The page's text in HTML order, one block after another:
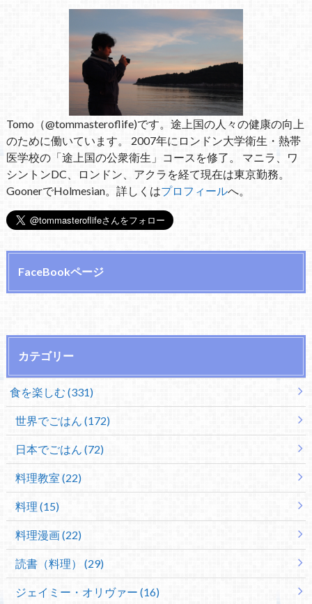
Tomo（@tommasteroflife)です。途上国の人々の健康の向上
のために働いています。 2007年にロンドン大学衛生・熱帯
医学校の「途上国の公衆衛生」コースを修了。 マニラ、ワ
シントンDC、ロンドン、アクラを経て現在は東京勤務。
GoonerでHolmesian。詳しくはプロフィールへ。
FaceBookページ
カテゴリー
食を楽しむ (331)
世界でごはん (172)
日本でごはん (72)
料理教室 (22)
料理 (15)
料理漫画 (22)
読書（料理） (29)
ジェイミー・オリヴァー (16)